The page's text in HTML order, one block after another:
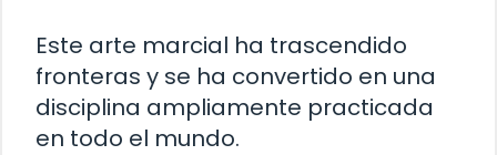
Este arte marcial ha trascendido
fronteras y se ha convertido en una
disciplina ampliamente practicada
en todo el mundo.